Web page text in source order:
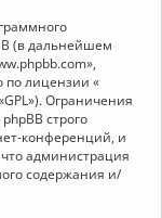
(в дальнейшем
по лицензии «
Ограничения
строго
конференций, и
что администрация
содержания и/